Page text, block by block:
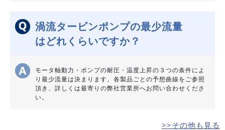
渦流タービンポンプの最少流量
はどれくらいですか？
モータ軸動力・ポンプの耐圧・温度上昇の３つの条件によ
り最少流量は決まります。各製品ごとの予想曲線をご参照
頂き、詳しくは最寄りの弊社営業所へお問い合わせくださ
い。
>>その他も見る